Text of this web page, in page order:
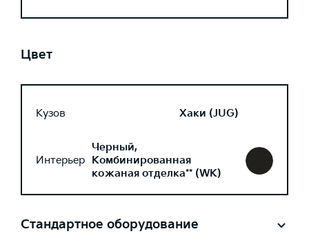
Цвет
Кузов Хаки (JUG)
Интерьер
Черный,
Комбинированная
кожаная отделка** (WK)
Стандартное оборудование